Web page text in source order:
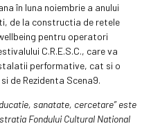
în luna noiembrie a anului
de la constructia de retele
pentru operatori
C.R.E.S.C., care va
performative, cat si o
de Rezidenta Scena9.
sanatate, cercetare” este
Fondului Cultural National